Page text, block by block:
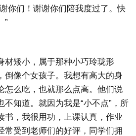
你们！谢谢你们陪我度过了。快
”
材矮小，属于那种小巧玲珑形
倒像个女孩子。我想有高大的身
怎么吃，也就那么点高。他们说
不知道。就因为我是“小不点”，所
书，我很用功，上课认真，作业
常受到老师们的好评，同学们拥